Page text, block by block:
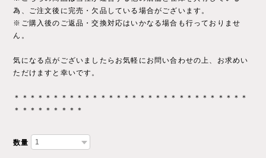
為、ご注文後に完売・欠品している場合がございます。
※ご購入後のご返品・交換対応はいかなる場合も行っておりませ
ん。
気になる点がございましたらお気軽にお問い合わせの上、お求めい
ただけますと幸いです。
＊＊＊＊＊＊＊＊＊＊＊＊＊＊＊＊＊＊＊＊＊＊＊＊＊＊＊＊＊＊
＊＊＊＊＊＊＊＊＊
数量